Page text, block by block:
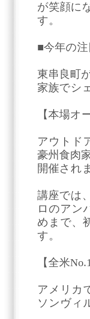
が笑顔に
す。
■今年の
東串良町
家族でシ
【本場オ
アウトド
豪州食肉
開催され
講座では
ロのアン
めまで、
す。
【全米
アメリカ
ソンヴィ